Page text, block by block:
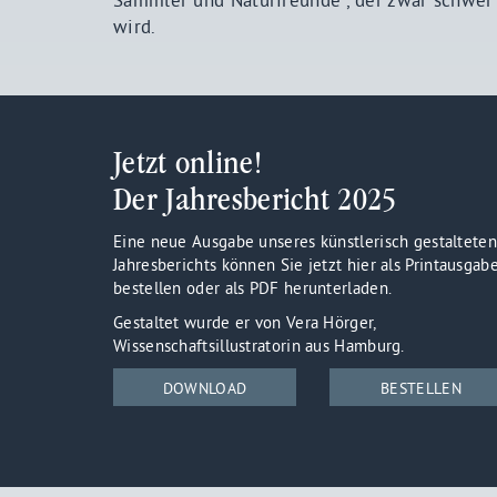
wird.
Jetzt online!
Der Jahresbericht 2025
Eine neue Ausgabe unseres künstlerisch gestalteten
Jahresberichts können Sie jetzt hier als
bestellen oder als PDF herunterladen.
Gestaltet wurde er von Vera Hörger,
Wissenschaftsillustratorin aus Hamburg.
DOWNLOAD BESTELLEN